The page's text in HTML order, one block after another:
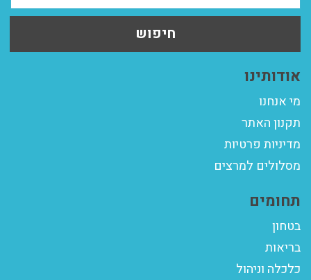
חיפוש
אודותינו
מי אנחנו
תקנון האתר
מדיניות פרטיות
מסלולים למרצים
תחומים
בטחון
בריאות
כלכלה וניהול